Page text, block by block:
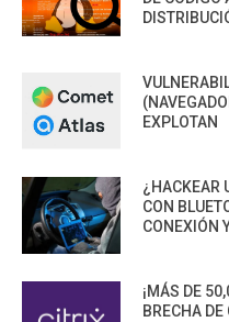
EXPLOTAN
¿HACKEAR
CON
CONEXIÓN
¡MÁS DE
BRECHA